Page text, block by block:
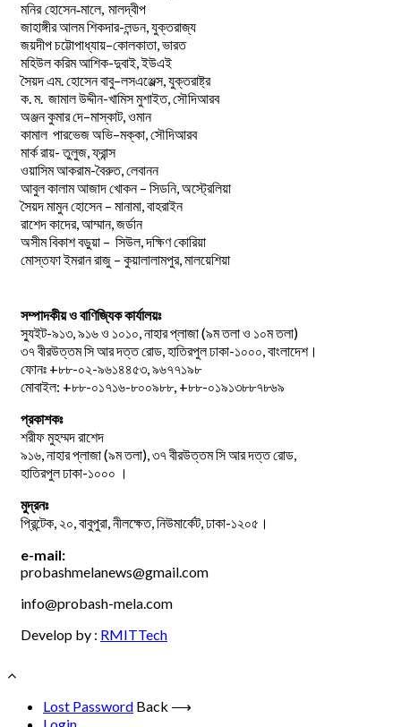
মনির হোসেন-মালে, মালদ্বীপ
জাহাঙ্গীর আলম শিকদার-লন্ডন, যুক্তরাজ্য
জয়দীপচট্টোপাধ্যায়–কোলকাতা ভারত
মহিউল করিম আশিক-দুবাই, ইউএই
সৈয়দএম. হোসেনবাবু–লসএঞ্জেল্স, যুক্তরাষ্ট্র
ক ম. জামালউদ্দীন-খামিস মুশাইত, সৌদিআরব
অঞ্জনকুমারদে–মাস্কাট, ওমান
কামাল পারভেজঅভি–মক্কা সৌদিআরব
মার্ক রায়- তুলুজ, ফ্রান্স
ওয়াসিম আকরাম-বৈরুত, লেবানন
আবুল কালাম আজাদ খোকন – সিডনি, অস্ট্রেলিয়া
সৈয়দ মামুন হোসেন – মানামা, বাহরাইন
রাশেদ কাদের, আম্মান, জর্ডান
অসীম বিকাশ বড়ুয়া – সিউল, দক্ষিণ কোরিয়া
মোস্তফা ইমরান রাজু – কুয়ালালামপুর, মালয়েশিয়া
সম্পাদকীয় ও বাণিজ্যিক কার্যালয়ঃ
স্যুইট-৯১৩, ৯১৬ ও ১০১০, নাহার প্লাজা (৯ম তলা ও ১০ম তলা)
৩৭ বীরউত্তম সি আর দত্ত রোড, হাতিরপুল ঢাকা-১০০০, বাংলাদেশ।
ফোনঃ +৮৮-০২-৯৬১৪৪৫৩, ৯৬৭৭১৯৮
মোবাইল: +৮৮-০১৭১৬-৮০০৯৮৮, +৮৮-০১৯১৩৮৮৭৮৬৯
প্রকাশকঃ
শরীফ মুহম্মদ রাশেদ
৯১৬, নাহার প্লাজা (৯ম তলা), ৩৭ বীরউত্তম সি আর দত্ত রোড,
হাতিরপুল ঢাকা-১০০০ ।
মুদ্রনঃ
প্রিন্টেক, ২০, বাবুপুরা, নীলক্ষেত, নিউমার্কেট, ঢাকা-১২০৫।
e-mail:
probashmelanews@gmail.com
info@probash-mela.com
Develop by : RMITTech
Lost Password Back ⟶